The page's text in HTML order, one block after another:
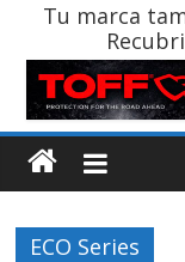
Tu marca
ECO Series